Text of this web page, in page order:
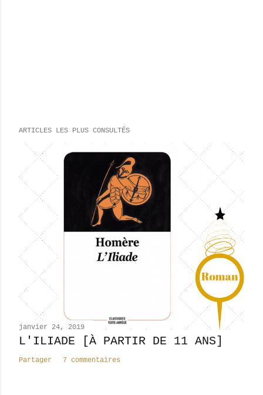
ARTICLES LES PLUS CONSULTÉS
janvier 24, 2019
L'ILIADE [À PARTIR DE 11 ANS]
Partager 7 commentaires